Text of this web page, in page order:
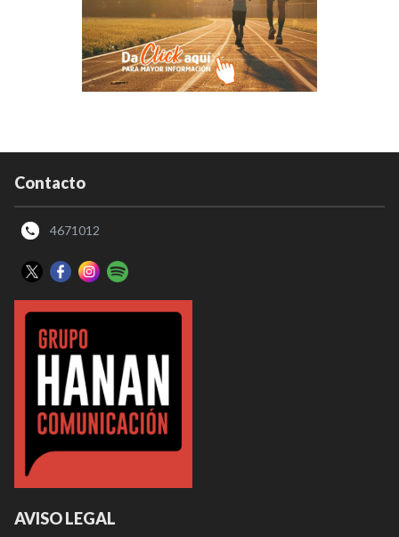
Contacto
4671012
AVISO LEGAL